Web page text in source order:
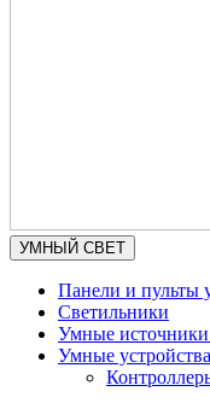
УМНЫЙ СВЕТ
Панели и пульты
Светильники
Умные источники
Умные